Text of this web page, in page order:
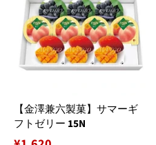
【金澤兼六製菓】サマーギ
フトゼリー 15N